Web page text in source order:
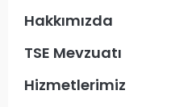
Hakkımızda
TSE Mevzuatı
Hizmetlerimiz